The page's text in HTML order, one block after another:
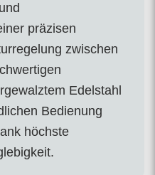
präzisen
zwischen
Edelstahl
Bedienung
höchste